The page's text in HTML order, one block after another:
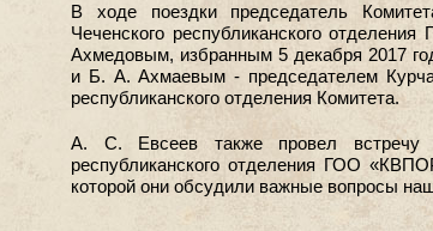
В ходе поездки председатель
Чеченского республиканского
Ахмедовым, избранным 5 декабря 2017
и Б. А. Ахмаевым - председателем
республиканского отделения Комитета.
А. С. Евсеев также провел встречу с
республиканского отделения ГОО
которой они обсудили важные вопросы